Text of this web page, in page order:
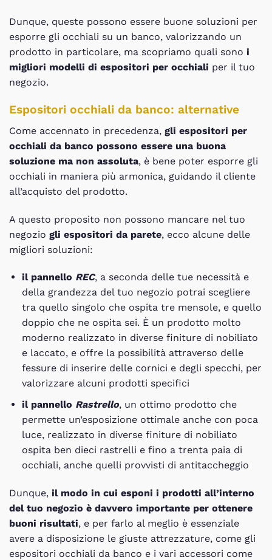
Dunque, queste possono essere buone soluzioni per
esporre gli occhiali su un banco, valorizzando un
prodotto in particolare, ma scopriamo quali sono i
migliori modelli di espositori per occhiali per il tuo
negozio.
Espositori occhiali da banco: alternative
Come accennato in precedenza, gli espositori per
occhiali da banco possono essere una buona
soluzione ma non assoluta, è bene poter esporre gli
occhiali in maniera più armonica, guidando il cliente
all’acquisto del prodotto.
A questo proposito non possono mancare nel tuo
negozio gli espositori da parete, ecco alcune delle
migliori soluzioni:
il pannello REC, a seconda delle tue necessità e
della grandezza del tuo negozio potrai scegliere
tra quello singolo che ospita tre mensole, e quello
doppio che ne ospita sei. È un prodotto molto
moderno realizzato in diverse finiture di nobiliato
e laccato, e offre la possibilità attraverso delle
fessure di inserire delle cornici e degli specchi, per
valorizzare alcuni prodotti specifici
il pannello Rastrello, un ottimo prodotto che
permette un’esposizione ottimale anche con poca
luce, realizzato in diverse finiture di nobiliato
ospita ben dieci rastrelli e fino a trenta paia di
occhiali, anche quelli provvisti di antitaccheggio
Dunque, il modo in cui esponi i prodotti all’interno
del tuo negozio è davvero importante per ottenere
buoni risultati, e per farlo al meglio è essenziale
avere a disposizione le giuste attrezzature, come gli
espositori occhiali da banco e i vari accessori come